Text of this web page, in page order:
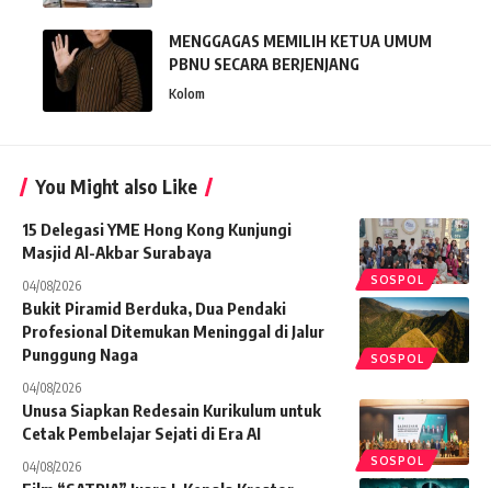
MENGGAGAS MEMILIH KETUA UMUM
PBNU SECARA BERJENJANG
Kolom
You Might also Like
SOSPOL
15 Delegasi YME Hong Kong Kunjungi
Masjid Al-Akbar Surabaya
04/08/2026
SOSPOL
Bukit Piramid Berduka, Dua Pendaki
Profesional Ditemukan Meninggal di Jalur
Punggung Naga
04/08/2026
SOSPOL
Unusa Siapkan Redesain Kurikulum untuk
Cetak Pembelajar Sejati di Era AI
04/08/2026